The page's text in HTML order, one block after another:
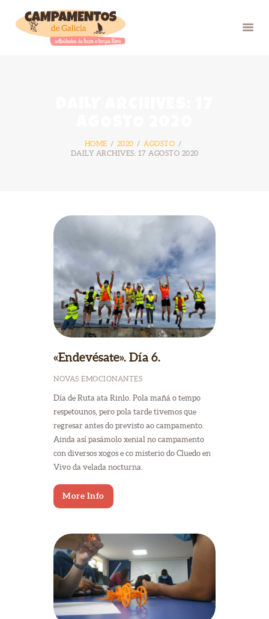
HOME 2020
AGOSTO
DAILY ARCHIVES: 17 AGOSTO 2020
FOTOS
«Endevésate». Día 6.
NOVAS EMOCIONANTES
Día de Ruta ata Rinlo. Pola mañá o tempo
respetounos, pero pola tarde tivemos que
regresar antes do previsto ao campamento.
Ainda así pasámolo xenial no campamento
con diversos xogos e co misterio do Cluedo en
Vivo da velada nocturna.
More Info